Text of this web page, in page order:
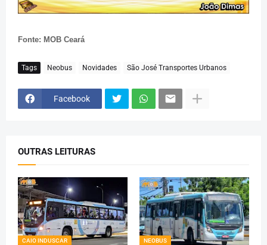
Fonte: MOB Ceará
Tags Neobus Novidades São José Transportes Urbanos
Facebook
OUTRAS LEITURAS
CAIO INDUSCAR NEOBUS